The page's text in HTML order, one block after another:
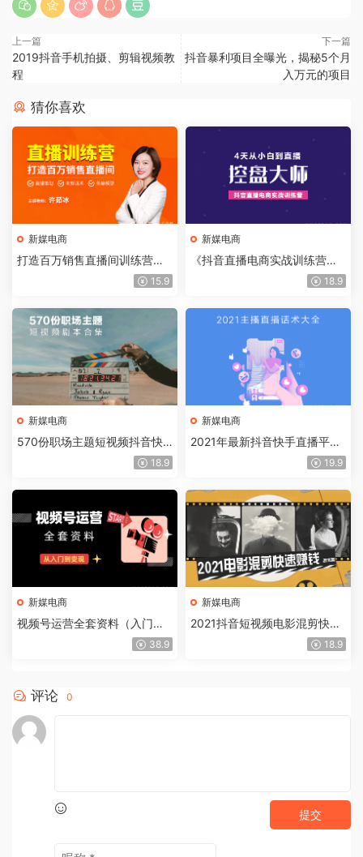
上一篇
2019抖音手机拍摄、剪辑视频教
程
下一篇
抖音暴利项目全曝光，揭秘5个月
入万元的项目
猜你喜欢
新媒电商
打造百万销售直播间训练营，
15.9
新媒电商
《抖音直播电商实战训练营》
从小白到大师，直播破百万18.9
新媒电商
570份职场主题短视频抖音快
18.9
新媒电商
2021年最新抖音快手直播平台
19.9
新媒电商
视频号运营全套资料（入门、
规则、数据表格、运营技巧、
38.9
新媒电商
2021抖音短视频电影混剪快速
18.9
评论 0
提交